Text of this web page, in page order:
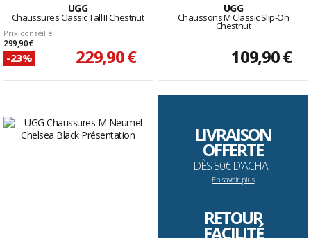
UGG
Chaussures Classic Tall II Chestnut
Prix conseillé
299,90 €
-23% 229,90 €
UGG
Chaussons M Classic Slip-On
Chestnut
109,90 €
LIVRAISON
OFFERTE
DÈS 50€ D'ACHAT
En savoir plus
--------------------------------------------------------------------
RETOUR
FACILITÉ